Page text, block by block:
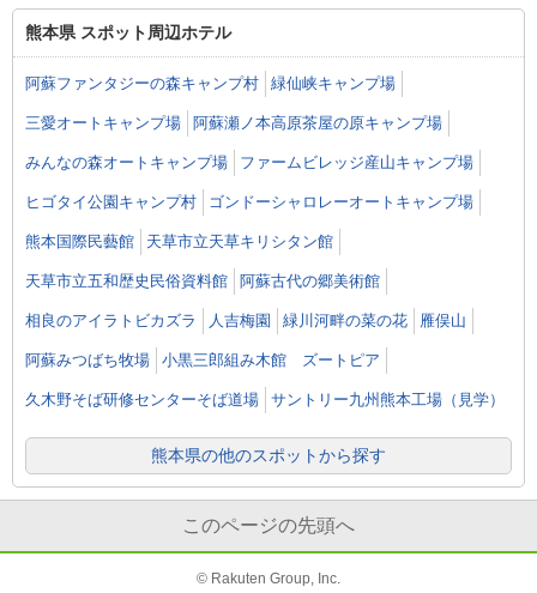
熊本県 スポット周辺ホテル
阿蘇ファンタジーの森キャンプ村 緑仙峡キャンプ場
三愛オートキャンプ場 阿蘇瀬ノ本高原茶屋の原キャンプ場
みんなの森オートキャンプ場 ファームビレッジ産山キャンプ場
ヒゴタイ公園キャンプ村 ゴンドーシャロレーオートキャンプ場
熊本国際民藝館 天草市立天草キリシタン館
天草市立五和歴史民俗資料館 阿蘇古代の郷美術館
相良のアイラトビカズラ 人吉梅園 緑川河畔の菜の花 雁俣山
阿蘇みつばち牧場 小黒三郎組み木館 ズートピア
久木野そば研修センターそば道場 サントリー九州熊本工場（見学）
熊本県の他のスポットから探す
このページの先頭へ
© Rakuten Group, Inc.